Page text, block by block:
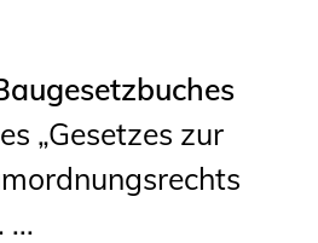
„Gesetzes zur
...